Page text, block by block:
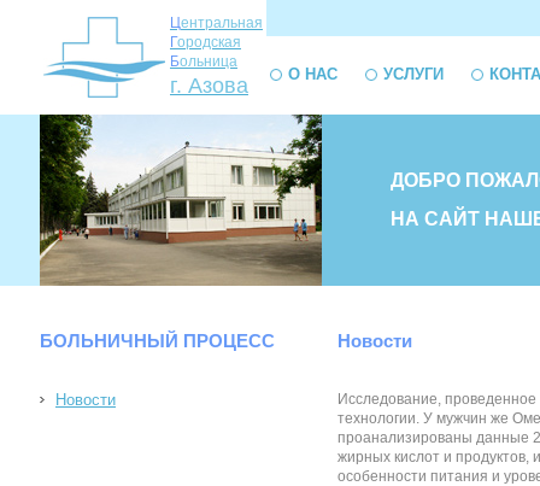
Центральная
Городская
Больница
г. Азова О НАС УСЛУГИ
ДОБРО
НА САЙТ
БОЛЬНИЧНЫЙ ПРОЦЕСС
Новости
Новости
Исследование,
технологии. У мужчин же
проанализированы данные
жирных кислот и
особенности питания и